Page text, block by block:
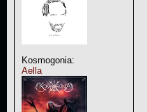
Kosmogonia:
Aella